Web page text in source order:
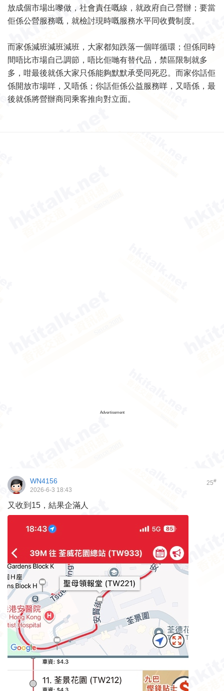
放成個市場出嚟做，社會責任嘅線，就政府自己營辦；要當
佢係公營服務嘅，就檢討現時嘅服務水平同收費制度。
而家係減班減班減班，大家都知跌落一個咩循環；但係同時
間唔比市場自己調節，唔比佢哋有替代品，禁區限制就多
多，咁最後就係大家只係能夠默默承受同死忍。而家你話佢
係開放市場咩，又唔係；你話佢係公益服務咩，又唔係，最
後就係將營辦商同乘客推向對立面。
Advertisement
25#
WN4156
2026-6-3 18:43
又收到15，結果企滿人